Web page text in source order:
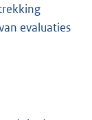
evaluaties